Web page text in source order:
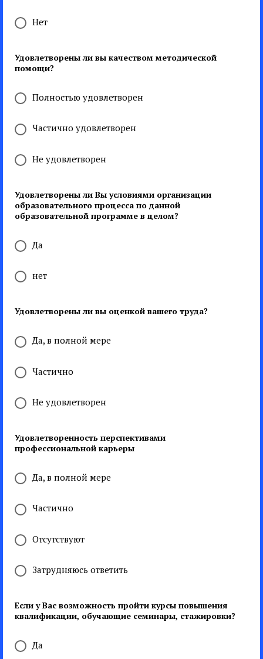
Нет
Удовлетворены ли вы качеством методической
помощи?
Полностью удовлетворен
Частично удовлетворен
Не удовлетворен
Удовлетворены ли Вы условиями организации
образовательного процесса по данной
образовательной программе в целом?
Да
нет
Удовлетворены ли вы оценкой вашего труда?
Да, в полной мере
Частично
Не удовлетворен
Удовлетворенность перспективами
профессиональной карьеры
Да, в полной мере
Частично
Отсутствуют
Затрудняюсь ответить
Если у Вас возможность пройти курсы повышения
квалификации, обучающие семинары, стажировки?
Да